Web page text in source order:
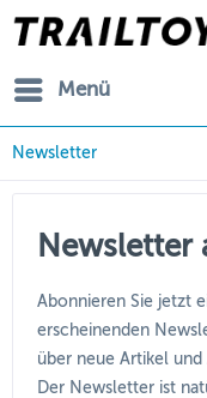
Menü
Newsletter
Newsletter
Abonnieren Sie jetzt
erscheinenden
über neue Artikel
Der Newsletter ist